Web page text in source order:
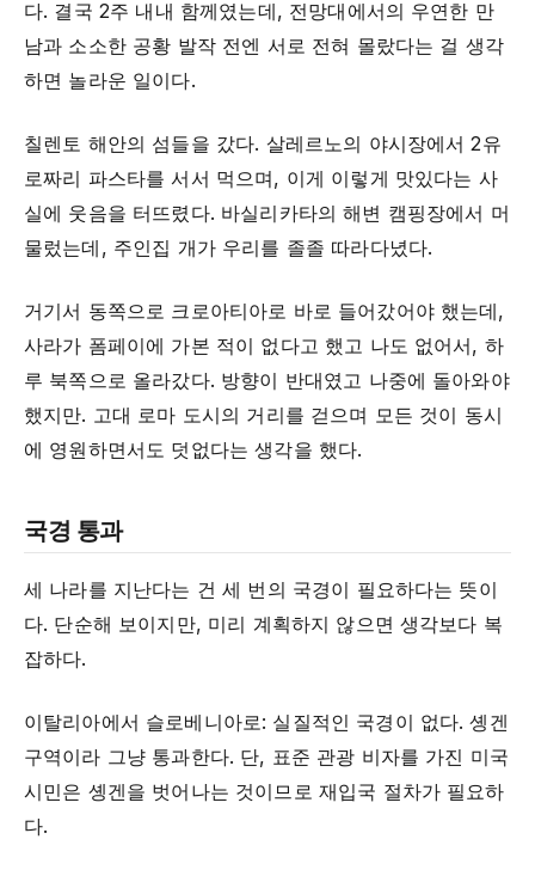
다. 결국 2주 내내 함께였는데, 전망대에서의 우연한 만
남과 소소한 공황 발작 전엔 서로 전혀 몰랐다는 걸 생각
하면 놀라운 일이다.
칠렌토 해안의 섬들을 갔다. 살레르노의 야시장에서 2유
로짜리 파스타를 서서 먹으며, 이게 이렇게 맛있다는 사
실에 웃음을 터뜨렸다. 바실리카타의 해변 캠핑장에서 머
물렀는데, 주인집 개가 우리를 졸졸 따라다녔다.
거기서 동쪽으로 크로아티아로 바로 들어갔어야 했는데,
사라가 폼페이에 가본 적이 없다고 했고 나도 없어서, 하
루 북쪽으로 올라갔다. 방향이 반대였고 나중에 돌아와야
했지만. 고대 로마 도시의 거리를 걷으며 모든 것이 동시
에 영원하면서도 덧없다는 생각을 했다.
국경 통과
세 나라를 지난다는 건 세 번의 국경이 필요하다는 뜻이
다. 단순해 보이지만, 미리 계획하지 않으면 생각보다 복
잡하다.
이탈리아에서 슬로베니아로: 실질적인 국경이 없다. 솅겐
구역이라 그냥 통과한다. 단, 표준 관광 비자를 가진 미국
시민은 솅겐을 벗어나는 것이므로 재입국 절차가 필요하
다.